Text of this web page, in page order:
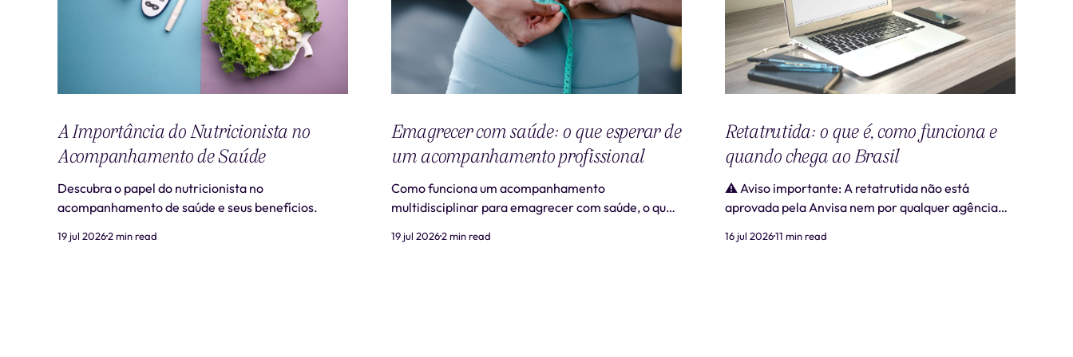
A Importância do Nutricionista no
Acompanhamento de Saúde
Descubra o papel do nutricionista no
acompanhamento de saúde e seus benefícios.
19 jul 20262 min read
Emagrecer com saúde: o que esperar de
um acompanhamento profissional
Como funciona um acompanhamento
multidisciplinar para emagrecer com saúde, o que
profissional.
19 jul 20262 min read
Retatrutida: o que é, como funciona e
quando chega ao Brasil
⚠️ Aviso importante: A retatrutida não está
aprovada pela Anvisa nem por qualquer agência
como "retatrutida" fora de estudos clínicos
16 jul 202611 min read